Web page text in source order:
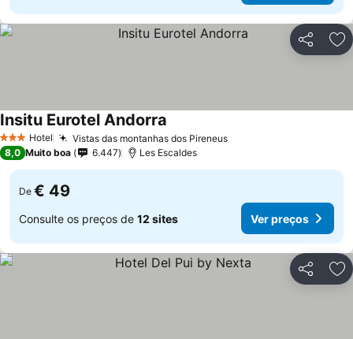
Partilhar
3 EstrelasHotel Vistas das montanhas dos PireneusVer preços
Insitu Eurotel Andorra
8,0 Muito boa 6.447 Les Escaldes
De € 49
Consulte os preços de 12 sites Ver preços
Partilhar